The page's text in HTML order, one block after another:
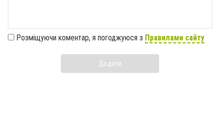
Розміщуючи коментар, я погоджуюся з Правилами сайту
Додати